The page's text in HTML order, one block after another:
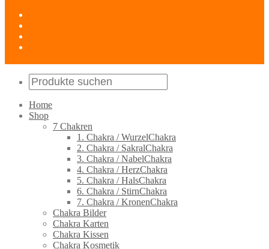
Home
Shop
7 Chakren
1. Chakra / WurzelChakra
2. Chakra / SakralChakra
3. Chakra / NabelChakra
4. Chakra / HerzChakra
5. Chakra / HalsChakra
6. Chakra / StirnChakra
7. Chakra / KronenChakra
Chakra Bilder
Chakra Karten
Chakra Kissen
Chakra Kosmetik